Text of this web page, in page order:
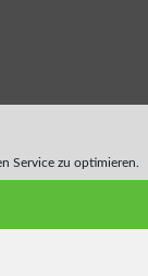
Service zu optimieren.